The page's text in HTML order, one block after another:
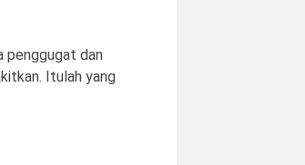
penggugat dan
Itulah yang